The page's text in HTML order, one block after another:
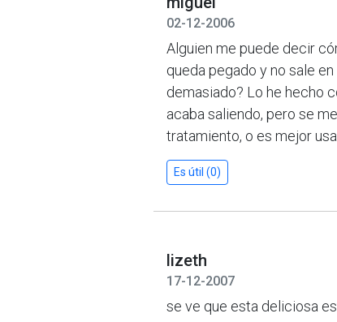
02-12-2006
Alguien me puede decir
queda pegado y no sale
demasiado? Lo he hecho
acaba saliendo, pero se
tratamiento, o es mejor
Es útil (0)
lizeth
17-12-2007
se ve que esta deliciosa